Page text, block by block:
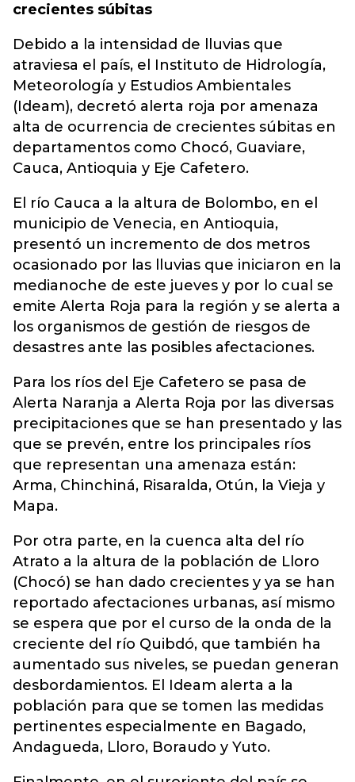
crecientes súbitas
Debido a la intensidad de lluvias que
atraviesa el país, el Instituto de Hidrología,
Meteorología y Estudios Ambientales
(Ideam), decretó alerta roja por amenaza
alta de ocurrencia de crecientes súbitas en
departamentos como Chocó, Guaviare,
Cauca, Antioquia y Eje Cafetero.
El río Cauca a la altura de Bolombo, en el
municipio de Venecia, en Antioquia,
presentó un incremento de dos metros
ocasionado por las lluvias que iniciaron en la
medianoche de este jueves y por lo cual se
emite Alerta Roja para la región y se alerta a
los organismos de gestión de riesgos de
desastres ante las posibles afectaciones.
Para los ríos del Eje Cafetero se pasa de
Alerta Naranja a Alerta Roja por las diversas
precipitaciones que se han presentado y las
que se prevén, entre los principales ríos
que representan una amenaza están:
Arma, Chinchiná, Risaralda, Otún, la Vieja y
Mapa.
Por otra parte, en la cuenca alta del río
Atrato a la altura de la población de Lloro
(Chocó) se han dado crecientes y ya se han
reportado afectaciones urbanas, así mismo
se espera que por el curso de la onda de la
creciente del río Quibdó, que también ha
aumentado sus niveles, se puedan generan
desbordamientos. El Ideam alerta a la
población para que se tomen las medidas
pertinentes especialmente en Bagado,
Andagueda, Lloro, Boraudo y Yuto.